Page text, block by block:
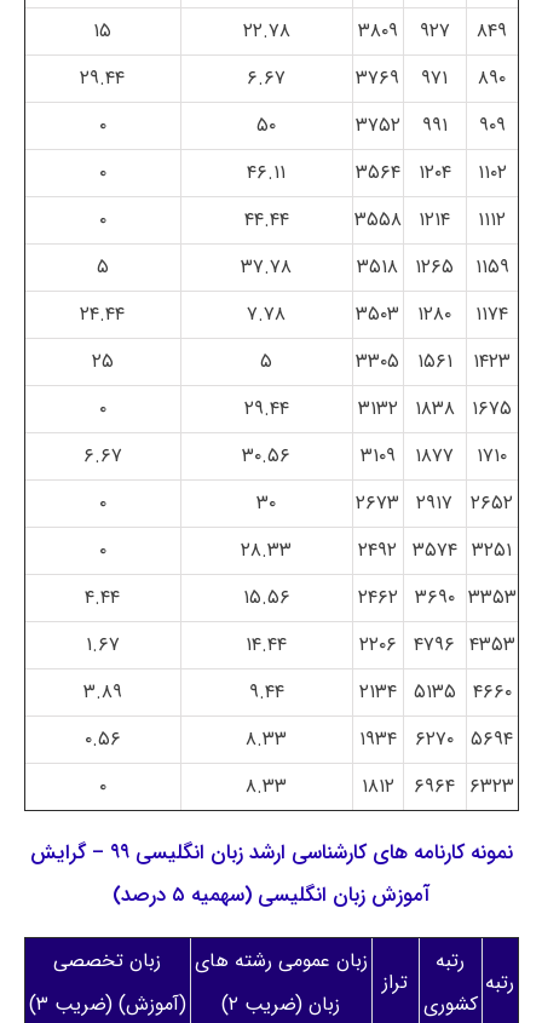
۸۴۹
۹۲۷ ۳۸۰۹ ۲۲.۷۸
۱۵
۸۹۰
۹۷۱ ۳۷۶۹ ۶.۶۷
۲۹.۴۴
۹۰۹
۹۹۱ ۳۷۵۲ ۵۰
۰
۱۱۰۲
۱۲۰۴ ۳۵۶۴ ۴۶.۱۱
۰
۱۱۱۲
۱۲۱۴ ۳۵۵۸ ۴۴.۴۴
۰
۱۱۵۹
۱۲۶۵ ۳۵۱۸ ۳۷.۷۸
۵
۱۱۷۴
۱۲۸۰ ۳۵۰۳ ۷.۷۸
۲۴.۴۴
۱۴۲۳
۱۵۶۱ ۳۳۰۵ ۵
۲۵
۱۶۷۵
۱۸۳۸ ۳۱۳۲ ۲۹.۴۴
۰
۱۷۱۰
۱۸۷۷ ۳۱۰۹ ۳۰.۵۶
۶.۶۷
۲۶۵۲
۲۹۱۷ ۲۶۷۳ ۳۰
۰
۳۲۵۱ ۳۵۷۴ ۲۴۹۲ ۲۸.۳۳
۰
۳۳۵۳ ۳۶۹۰ ۲۴۶۲ ۱۵.۵۶
۴.۴۴
۴۳۵۳ ۴۷۹۶ ۲۲۰۶ ۱۴.۴۴
۱.۶۷
۴۶۶۰ ۵۱۳۵ ۲۱۳۴ ۹.۴۴
۳.۸۹
۵۶۹۴ ۶۲۷۰ ۱۹۳۴ ۸.۳۳
۰.۵۶
۶۳۲۳ ۶۹۶۴ ۱۸۱۲ ۸.۳۳ ۰
نمونه کارنامه های کارشناسی ارشد زبان انگلیسی ۹۹ – گرایش
آموزش زبان انگلیسی (سهمیه ۵ درصد)
رتبه
رتبه
کشوری
تراز
زبان عمومی رشته های
زبان (ضریب ۲)
زبان تخصصی
(آموزش) (ضریب ۳)